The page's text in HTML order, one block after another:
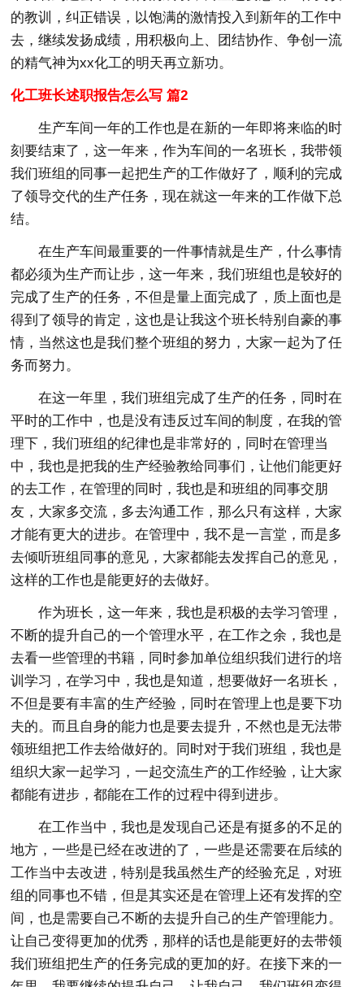
的教训，纠正错误，以饱满的激情投入到新年的工作中
去，继续发扬成绩，用积极向上、团结协作、争创一流
的精气神为xx化工的明天再立新功。
化工班长述职报告怎么写 篇2
生产车间一年的工作也是在新的一年即将来临的时
刻要结束了，这一年来，作为车间的一名班长，我带领
我们班组的同事一起把生产的工作做好了，顺利的完成
了领导交代的生产任务，现在就这一年来的工作做下总
结。
在生产车间最重要的一件事情就是生产，什么事情
都必须为生产而让步，这一年来，我们班组也是较好的
完成了生产的任务，不但是量上面完成了，质上面也是
得到了领导的肯定，这也是让我这个班长特别自豪的事
情，当然这也是我们整个班组的努力，大家一起为了任
务而努力。
在这一年里，我们班组完成了生产的任务，同时在
平时的工作中，也是没有违反过车间的制度，在我的管
理下，我们班组的纪律也是非常好的，同时在管理当
中，我也是把我的生产经验教给同事们，让他们能更好
的去工作，在管理的同时，我也是和班组的同事交朋
友，大家多交流，多去沟通工作，那么只有这样，大家
才能有更大的进步。在管理中，我不是一言堂，而是多
去倾听班组同事的意见，大家都能去发挥自己的意见，
这样的工作也是能更好的去做好。
作为班长，这一年来，我也是积极的去学习管理，
不断的提升自己的一个管理水平，在工作之余，我也是
去看一些管理的书籍，同时参加单位组织我们进行的培
训学习，在学习中，我也是知道，想要做好一名班长，
不但是要有丰富的生产经验，同时在管理上也是要下功
夫的。而且自身的能力也是要去提升，不然也是无法带
领班组把工作去给做好的。同时对于我们班组，我也是
组织大家一起学习，一起交流生产的工作经验，让大家
都能有进步，都能在工作的过程中得到进步。
在工作当中，我也是发现自己还是有挺多的不足的
地方，一些是已经在改进的了，一些是还需要在后续的
工作当中去改进，特别是我虽然生产的经验充足，对班
组的同事也不错，但是其实还是在管理上还有发挥的空
间，也是需要自己不断的去提升自己的生产管理能力。
让自己变得更加的优秀，那样的话也是能更好的去带领
我们班组把生产的任务完成的更加的好。在接下来的一